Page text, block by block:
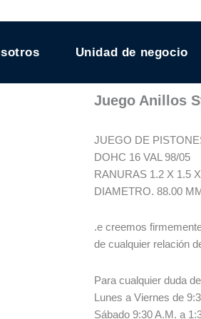
Unidad de negocio
Juego Anillos
JUEGO DE
DOHC 16 VAL 98/05
RANURAS 1.2 X 1.5
DIAMETRO. 88.00
.e creemos
de cualquier relación
Para cualquier duda
Lunes a Viernes de
Sábado 9:30 A.M. a